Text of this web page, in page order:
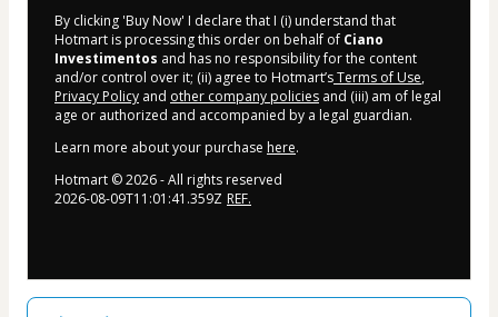
By clicking 'Buy Now' I declare that I (i) understand that
Hotmart is processing this order on behalf of Ciano
Investimentos and has no responsibility for the content
and/or control over it; (ii) agree to Hotmart’sTerms of Use,
Privacy Policy and other company policies and (iii) am of legal
age or authorized and accompanied by a legal guardian.
Learn more about your purchase here.
Hotmart ©2026- All rights reserved
2026-08-09T11:01:41.359Z REF.